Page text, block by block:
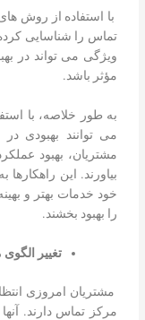
با استفاده از روش
تماس را شناسایی کرده
ویژگی می تواند در
مؤثر باشد.
به طور خلاصه، با
می توانند بهبودی
مشتریان، بهبود
بیاورند. این
خود خدمات بهتر و
را بهبود بخشند.
تغییر
مشتریان امروزی
مرکز تماس دارند.